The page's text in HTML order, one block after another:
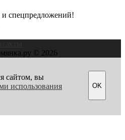
и спецпредложений!
© 2026
сайтом, вы
использования
OK